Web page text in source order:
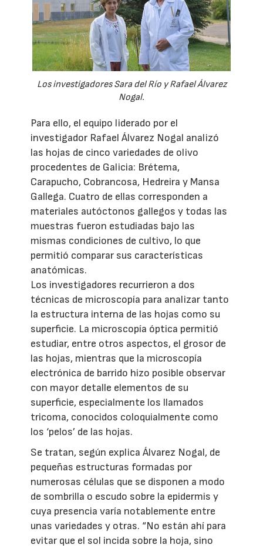
Los investigadores Sara del Río y Rafael Álvarez
Nogal.
Para ello, el equipo liderado por el
investigador Rafael Álvarez Nogal analizó
las hojas de cinco variedades de olivo
procedentes de Galicia: Brétema,
Carapucho, Cobrancosa, Hedreira y Mansa
Gallega. Cuatro de ellas corresponden a
materiales autóctonos gallegos y todas las
muestras fueron estudiadas bajo las
mismas condiciones de cultivo, lo que
permitió comparar sus características
anatómicas.
Los investigadores recurrieron a dos
técnicas de microscopía para analizar tanto
la estructura interna de las hojas como su
superficie. La microscopía óptica permitió
estudiar, entre otros aspectos, el grosor de
las hojas, mientras que la microscopía
electrónica de barrido hizo posible observar
con mayor detalle elementos de su
superficie, especialmente los llamados
tricoma, conocidos coloquialmente como
los ‘pelos’ de las hojas.
Se tratan, según explica Álvarez Nogal, de
pequeñas estructuras formadas por
numerosas células que se disponen a modo
de sombrilla o escudo sobre la epidermis y
cuya presencia varía notablemente entre
unas variedades y otras. “No están ahí para
evitar que el sol incida sobre la hoja, sino